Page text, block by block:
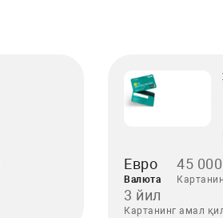
Евро
Валюта
45
3 йил
Картанинг амал